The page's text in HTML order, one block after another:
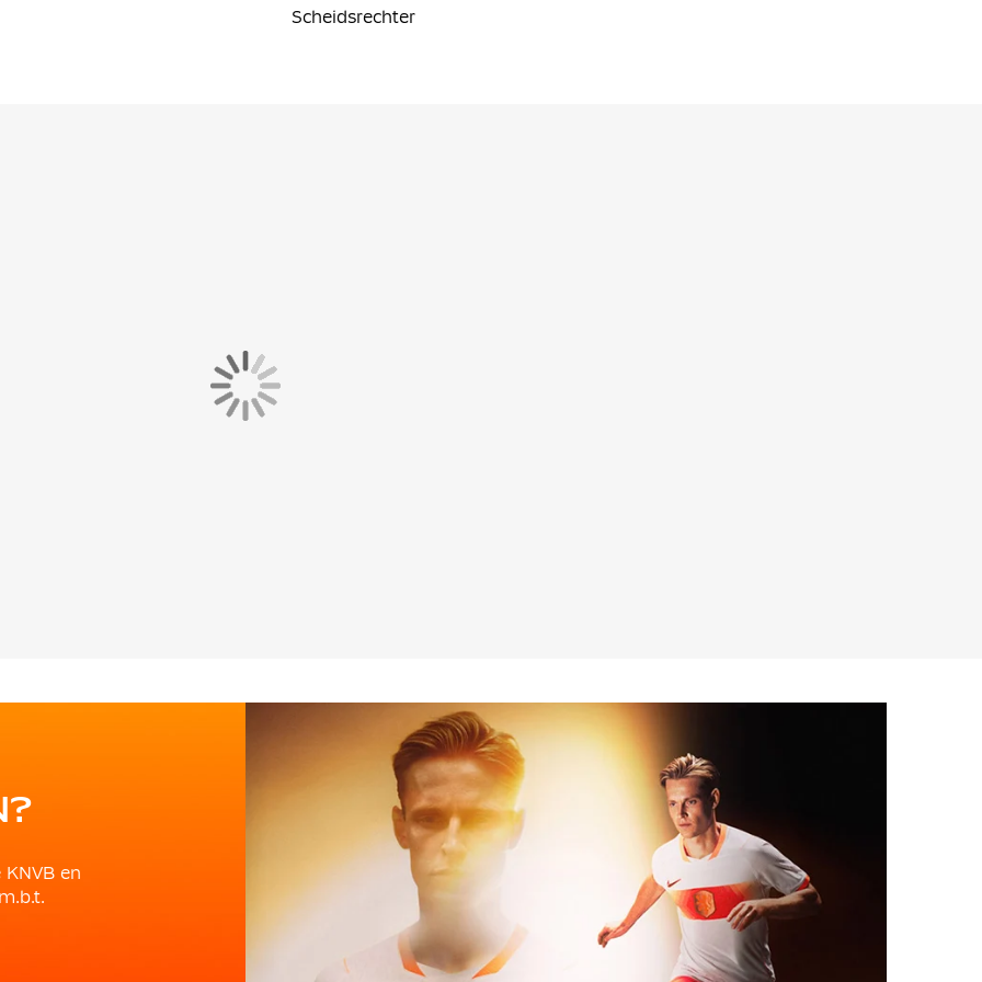
Scheidsrechter
en